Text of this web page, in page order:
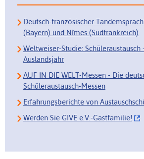
Deutsch-französischer
(Bayern) und Nîmes (Südfrankreich)
Weltweiser-Studie: Schüleraustausch
Auslandsjahr
AUF IN DIE WELT-Messen - Die
Schüleraustausch-Messen
Erfahrungsberichte von
Werden Sie GIVE e.V.-Gastfamilie!